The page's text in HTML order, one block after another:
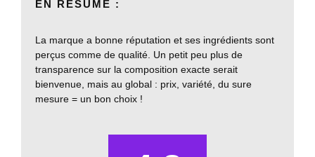
EN RÉSUMÉ :
La marque a bonne réputation et ses ingrédients sont
perçus comme de qualité. Un petit peu plus de
transparence sur la composition exacte serait
bienvenue, mais au global : prix, variété, du sure
mesure = un bon choix !